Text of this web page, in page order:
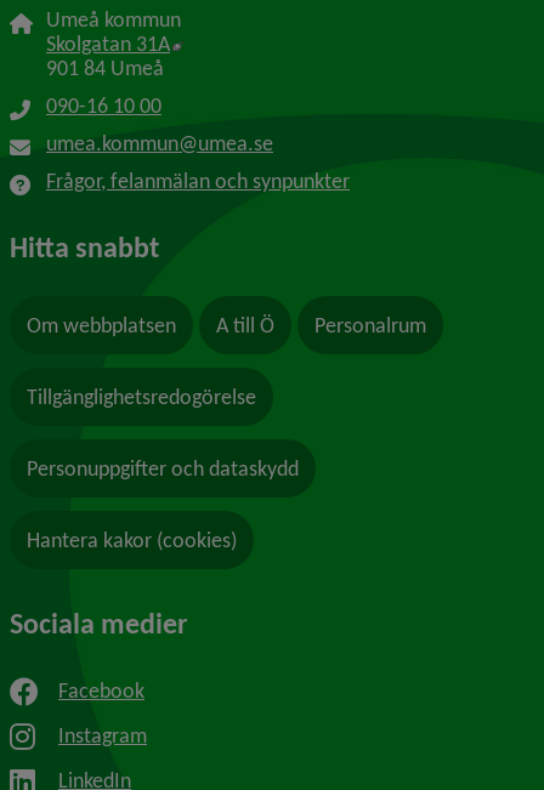
Umeå kommun
Skolgatan 31A Länk till annan webbplats, öppnas i nytt
901 84 Umeå
090-16 10 00
umea.kommun@umea.se
Frågor, felanmälan och synpunkter
Hitta snabbt
Om webbplatsen A till Ö Personalrum
Tillgänglighetsredogörelse
Personuppgifter och dataskydd
Hantera kakor (cookies)
Sociala medier
Facebook
Instagram
LinkedIn